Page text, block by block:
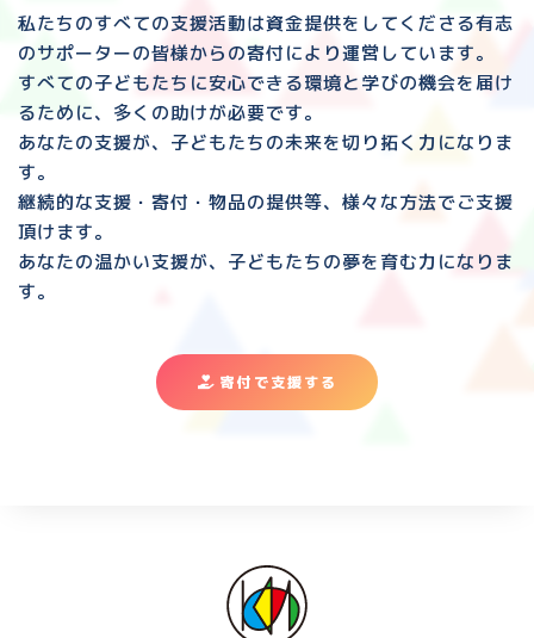
私たちのすべての支援活動は資金提供をしてくださる有志
のサポーターの皆様からの寄付により運営しています。
すべての子どもたちに安心できる環境と 学びの機会を届け
るために、多くの助けが必要です。
あなたの支援が、子どもたちの未来を切り拓く力になりま
す。
継続的な支援・寄付・物品の提供等、様々な方法でご支援
頂けます。
あなたの温かい支援が、子どもたちの夢を育む力になりま
す。
寄付で支援する